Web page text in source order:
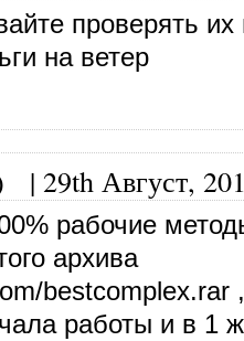
проверять их
на ветер
| 29th Август,
рабочие
архива
bestcomplex.rar
работы и в